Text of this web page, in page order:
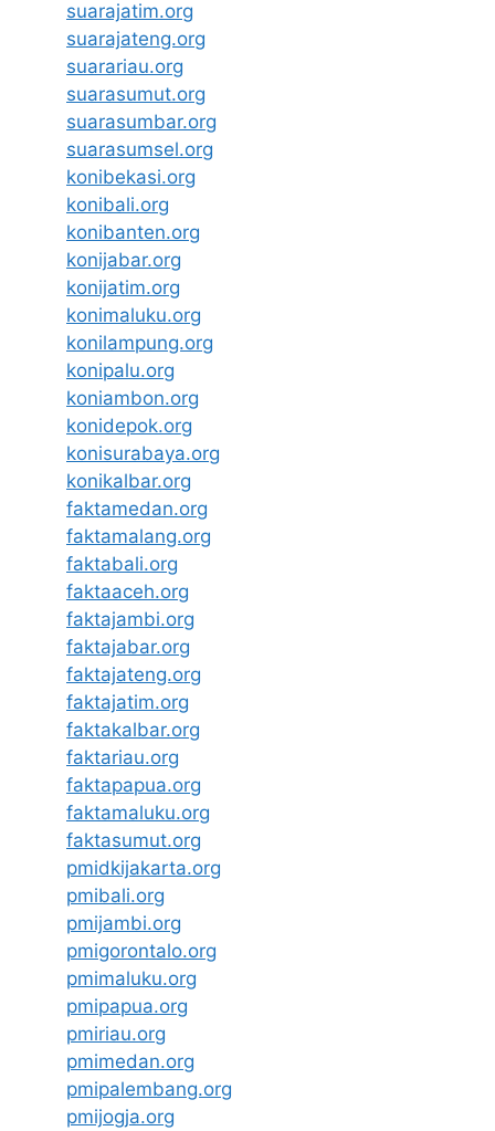
suarajatim.org
suarajateng.org
suarariau.org
suarasumut.org
suarasumbar.org
suarasumsel.org
konibekasi.org
konibali.org
konibanten.org
konijabar.org
konijatim.org
konimaluku.org
konilampung.org
konipalu.org
koniambon.org
konidepok.org
konisurabaya.org
konikalbar.org
faktamedan.org
faktamalang.org
faktabali.org
faktaaceh.org
faktajambi.org
faktajabar.org
faktajateng.org
faktajatim.org
faktakalbar.org
faktariau.org
faktapapua.org
faktamaluku.org
faktasumut.org
pmidkijakarta.org
pmibali.org
pmijambi.org
pmigorontalo.org
pmimaluku.org
pmipapua.org
pmiriau.org
pmimedan.org
pmipalembang.org
pmijogja.org